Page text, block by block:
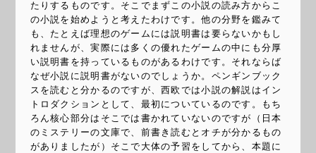
たりするものです。そこでまずこの小説の読み方からこ
の小説を始めようと考えたわけです。他の分野を鑑みて
も、たとえば理想のゲームには説明書は要らないかもし
れませんが、実際には多くの優れたゲームの中にも分厚
い説明書を持っているものがあるわけです。それならば
なぜ小説に説明書がないのでしょうか。ペンギンブック
スを読むと分かるのですが、西欧では小説の解説はイン
トロダクションとして、最初についているのです。もち
ろん核心部分はそこでは書かれていないのですが（日本
のミステリーの文庫で、前書き読むとオチが分かるもの
がありましたが）そこで大体の予習をしてから、本題に